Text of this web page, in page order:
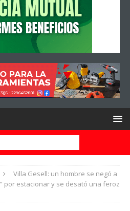
Villa Gesell: un hombre se negó a
por estacionar y se desató una feroz